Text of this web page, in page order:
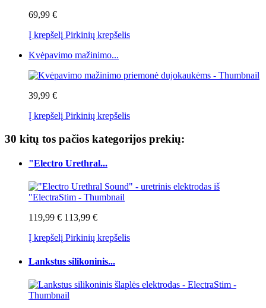
69,99 €
Į krepšelį Pirkinių krepšelis
Kvėpavimo mažinimo...
39,99 €
Į krepšelį Pirkinių krepšelis
30 kitų tos pačios kategorijos prekių:
"Electro Urethral...
119,99 € 113,99 €
Į krepšelį Pirkinių krepšelis
Lankstus silikoninis...